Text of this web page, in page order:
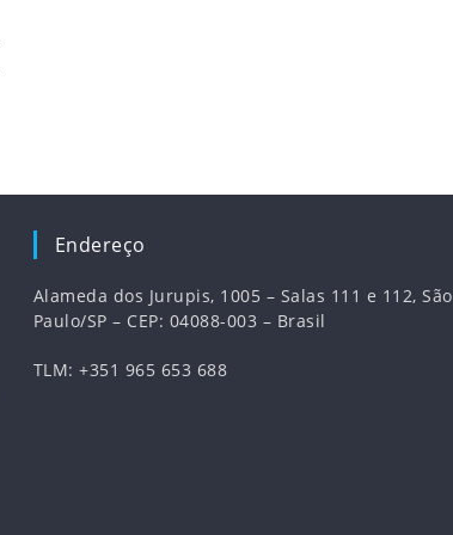
Endereço
Alameda dos Jurupis, 1005 – Salas 111 e 112, São
Paulo/SP – CEP: 04088-003 – Brasil
TLM: +351 965 653 688